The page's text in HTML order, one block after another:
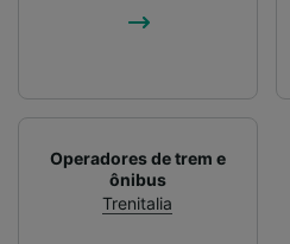
Operadores de trem e
ônibus
Trenitalia